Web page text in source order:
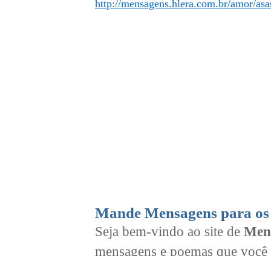
http://mensagens.hlera.com.br/amor/
Mande Mensagens para
Seja bem-vindo ao site de
mensagens e poemas que